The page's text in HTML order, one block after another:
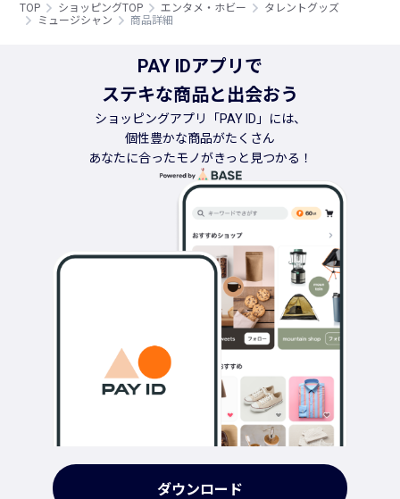
TOP ショッピングTOP エンタメ・ホビー
タレントグッズ
ミュージシャン
商品詳細
PAY IDアプリで
ステキな商品と出会おう
ショッピングアプリ「PAY ID」には、
個性豊かな商品がたくさん
あなたに合ったモノがきっと見つかる！
ダウンロード